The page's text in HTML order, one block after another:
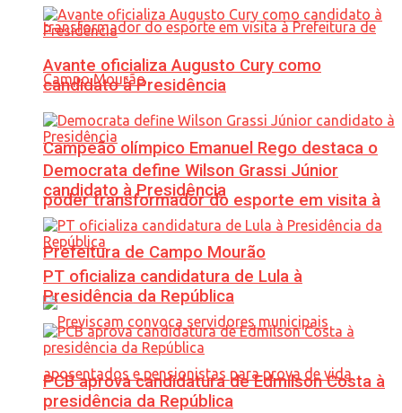
Campeão olímpico Emanuel Rego destaca o
poder transformador do esporte em visita à
Prefeitura de Campo Mourão
Avante oficializa Augusto Cury como
candidato à Presidência
Democrata define Wilson Grassi Júnior
candidato à Presidência
PT oficializa candidatura de Lula à
Presidência da República
PCB aprova candidatura de Edmilson Costa à
presidência da República